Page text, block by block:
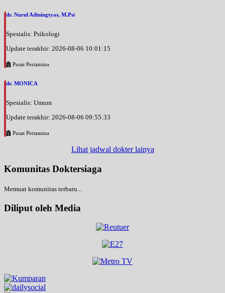
dr. Nurul Adiningtyas, M.Psi
Spesialis: Psikologi
Update terakhir: 2026-08-06 10:01:15
Pusat Pertamina
dr. MONICA
Spesialis: Umum
Update terakhir: 2026-08-06 09:55:33
Pusat Pertamina
Lihat jadwal dokter lainya
Komunitas Doktersiaga
Memuat komunitas terbaru...
Diliput oleh Media